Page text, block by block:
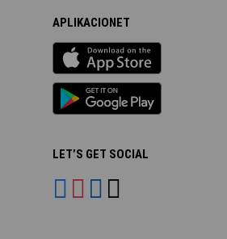
APLIKACIONET
iOS
app
Android
App
LET’S GET SOCIAL